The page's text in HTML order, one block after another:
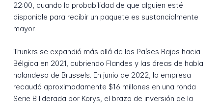
22:00, cuando la probabilidad de que alguien esté
disponible para recibir un paquete es sustancialmente
mayor.
Trunkrs se expandió más allá de los Países Bajos hacia
Bélgica en 2021, cubriendo Flandes y las áreas de habla
holandesa de Brussels. En junio de 2022, la empresa
recaudó aproximadamente $16 millones en una ronda
Serie B liderada por Korys, el brazo de inversión de la